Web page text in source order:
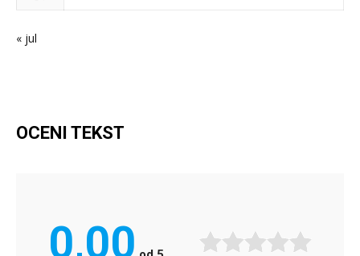
« jul
OCENI TEKST
0,00